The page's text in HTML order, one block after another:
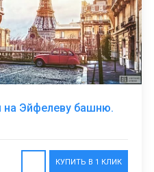
на Эйфелеву башню.
КУПИТЬ В 1 КЛИК